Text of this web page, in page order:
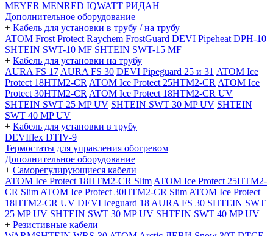
MEYER MENRED IQWATT РИДАН
Дополнительное оборудование
+ Кабель для установки в трубу / на трубу
ATOM Frost Protect Raychem FrostGuard DEVI Pipeheat DPH-10
SHTEIN SWT-10 MF SHTEIN SWT-15 MF
+ Кабель для установки на трубу
AURA FS 17 AURA FS 30 DEVI Pipeguard 25 и 31 ATOM Ice
Protect 18HTM2-CR ATOM Ice Protect 25HTM2-CR ATOM Ice
Protect 30HTM2-CR ATOM Ice Protect 18HTM2-CR UV
SHTEIN SWT 25 MP UV SHTEIN SWT 30 MP UV SHTEIN
SWT 40 MP UV
+ Кабель для установки в трубу
DEVIflex DTIV-9
Термостаты для управления обогревом
Дополнительное оборудование
+ Саморегулирующиеся кабели
ATOM Ice Protect 18HTM2-CR Slim ATOM Ice Protect 25HTM2-
CR Slim ATOM Ice Protect 30HTM2-CR Slim ATOM Ice Protect
18HTM2-CR UV DEVI Iceguard 18 AURA FS 30 SHTEIN SWT
25 MP UV SHTEIN SWT 30 MP UV SHTEIN SWT 40 MP UV
+ Резистивные кабели